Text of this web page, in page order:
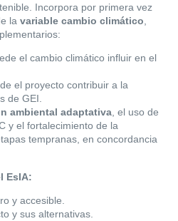
Incorpora por primera vez
la variable cambio climático
el cambio climático influir en el
el proyecto contribuir a la
de GEI.
ambiental adaptativa, el uso de
y el fortalecimiento de la
tempranas, en concordancia
EsIA:
y accesible.
y sus alternativas.